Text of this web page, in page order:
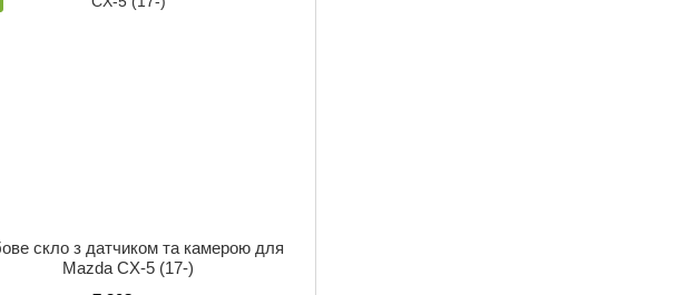
скло з датчиком та камерою для
Mazda CX-5 (17-)